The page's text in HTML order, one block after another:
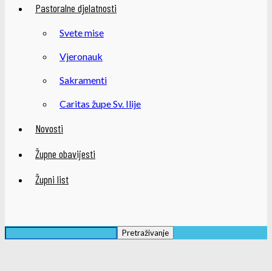
Pastoralne djelatnosti
Svete mise
Vjeronauk
Sakramenti
Caritas župe Sv. Ilije
Novosti
Župne obavijesti
Župni list